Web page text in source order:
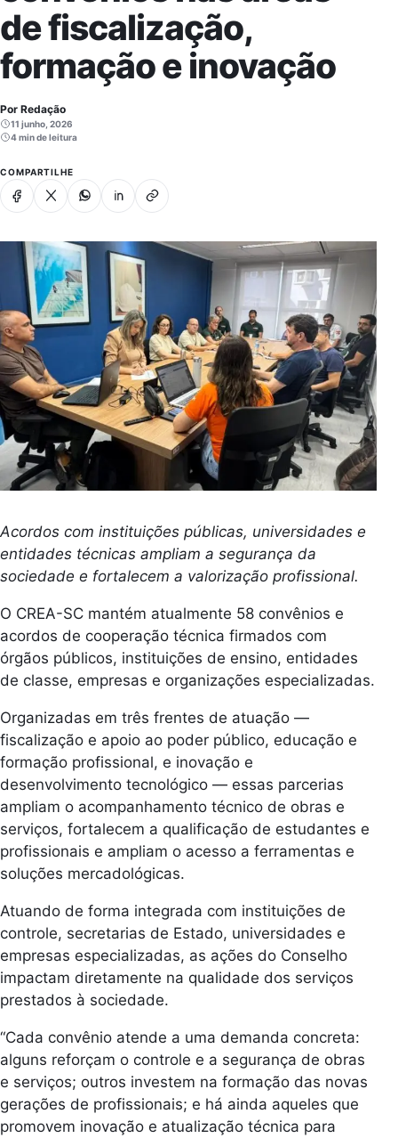
de fiscalização,
formação e inovação
Por Redação
11 junho, 2026
4 min de leitura
COMPARTILHE
Facebook
X WhatsappLinkedinCopiar link
Acordos com instituições públicas, universidades e
entidades técnicas ampliam a segurança da
sociedade e fortalecem a valorização profissional.
O CREA-SC mantém atualmente 58 convênios e
acordos de cooperação técnica firmados com
órgãos públicos, instituições de ensino, entidades
de classe, empresas e organizações especializadas.
Organizadas em três frentes de atuação —
fiscalização e apoio ao poder público, educação e
formação profissional, e inovação e
desenvolvimento tecnológico — essas parcerias
ampliam o acompanhamento técnico de obras e
serviços, fortalecem a qualificação de estudantes e
profissionais e ampliam o acesso a ferramentas e
soluções mercadológicas.
Atuando de forma integrada com instituições de
controle, secretarias de Estado, universidades e
empresas especializadas, as ações do Conselho
impactam diretamente na qualidade dos serviços
prestados à sociedade.
“Cada convênio atende a uma demanda concreta:
alguns reforçam o controle e a segurança de obras
e serviços; outros investem na formação das novas
gerações de profissionais; e há ainda aqueles que
promovem inovação e atualização técnica para